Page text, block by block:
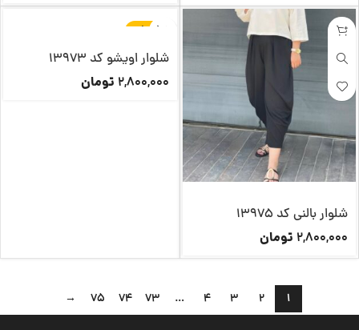
شلوار بالنی کد 13975
2,800,000 تومان
تکرار شد
شلوار اویشو کد 13973
2,800,000 تومان
1
2
3
4
…
73
74
75
→